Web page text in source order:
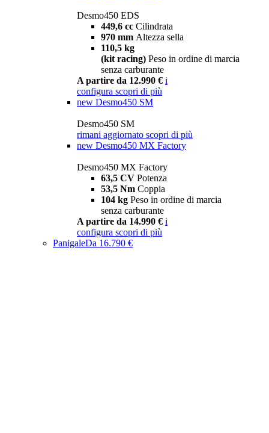
Desmo450 EDS
449,6 cc Cilindrata
970 mm Altezza sella
110,5 kg
(kit racing) Peso in ordine di marcia
senza carburante
A partire da 12.990 € i
configura scopri di più
new Desmo450 SM
Desmo450 SM
rimani aggiornato scopri di più
new Desmo450 MX Factory
Desmo450 MX Factory
63,5 CV Potenza
53,5 Nm Coppia
104 kg Peso in ordine di marcia
senza carburante
A partire da 14.990 € i
configura scopri di più
PanigaleDa 16.790 €